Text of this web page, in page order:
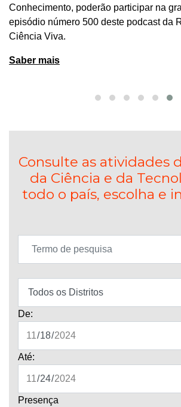
participar na gravação ao vivo do
500 deste podcast da Rádio ZigZag e da
Consulte as atividades
da Ciência e da
todo o país, escolha e
De:
Até:
Presença